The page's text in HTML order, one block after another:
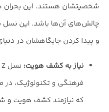
شخصیتشان هستند. این بحران
چالش‌های آن‌ها باشد. این نسل
و پیدا کردن جایگاهشان در
نیاز به کشف هویت:
فرهنگی و تکنولوژیک، در
که نیازمند کشف هویت